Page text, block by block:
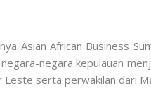
Asian African Business
negara kepulauan
serta perwakilan dari